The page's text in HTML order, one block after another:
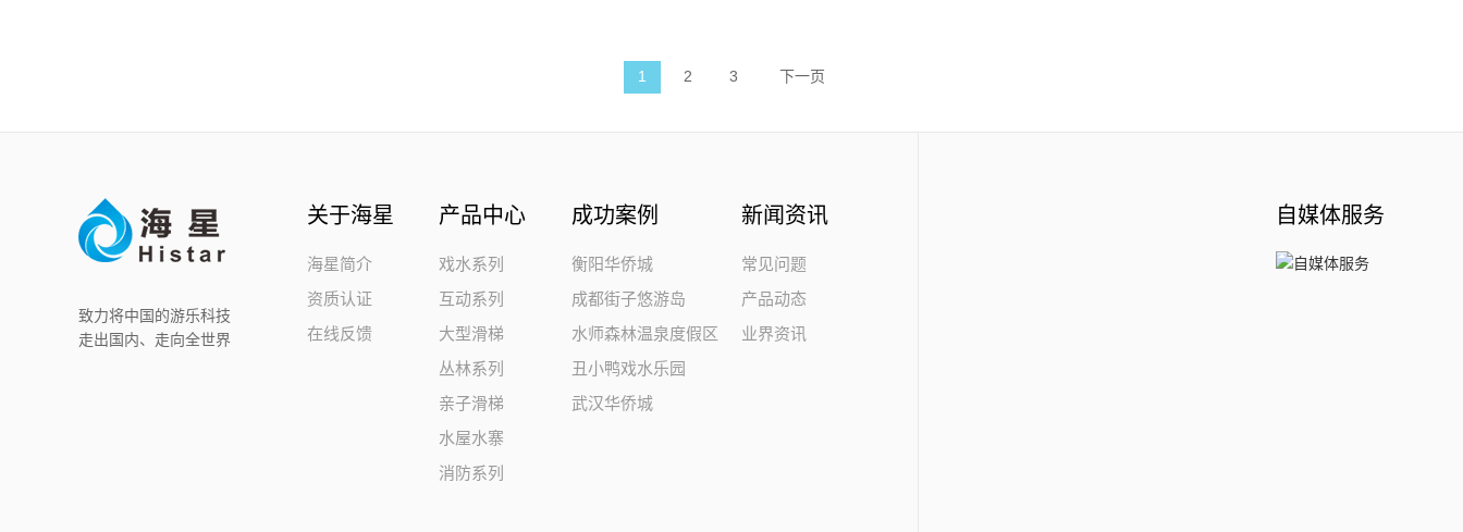
1 2 3 下一页
致力将中国的游乐科技
走出国内、走向全世界
关于海星
海星简介
资质认证
在线反馈
产品中心
戏水系列
互动系列
大型滑梯
丛林系列
亲子滑梯
水屋水寨
消防系列
成功案例
衡阳华侨城
成都街子悠游岛
水师森林温泉度假区
丑小鸭戏水乐园
武汉华侨城
新闻资讯
常见问题
产品动态
业界资讯
自媒体服务